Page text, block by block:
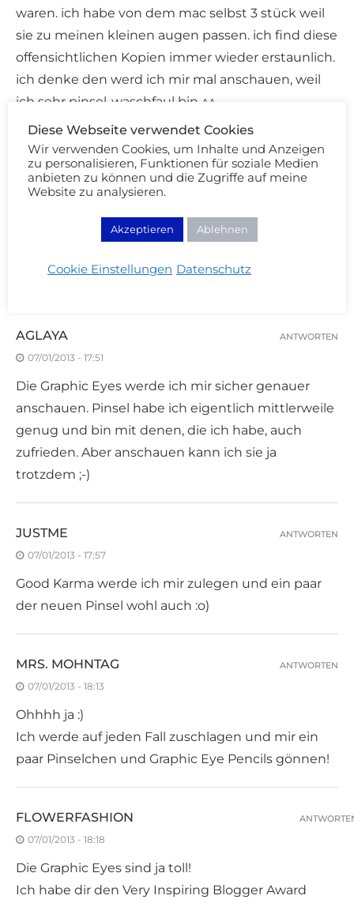
waren. ich habe von dem mac selbst 3 stück weil
sie zu meinen kleinen augen passen. ich find diese
offensichtlichen Kopien immer wieder erstaunlich.
ich denke den werd ich mir mal anschauen, weil
ich sehr pinsel-waschfaul bin ^^
CREAM BLUB
09/01/2013 - 16:21
Benutzung kann ich ihn dir sehr empfehlen,
Pinsel!
ANTWORTEN
AGLAYA
07/01/2013 - 17:51
Die Graphic Eyes werde ich mir sicher genauer
anschauen. Pinsel habe ich eigentlich mittlerweile
genug und bin mit denen, die ich habe, auch
zufrieden. Aber anschauen kann ich sie ja
trotzdem ;-)
ANTWORTEN
JUSTME
07/01/2013 - 17:57
Good Karma werde ich mir zulegen und ein paar
der neuen Pinsel wohl auch :o)
ANTWORTEN
MRS. MOHNTAG
07/01/2013 - 18:13
Ohhhh ja :)
Ich werde auf jeden Fall zuschlagen und mir ein
paar Pinselchen und Graphic Eye Pencils gönnen!
ANTWORTEN
FLOWERFASHION
07/01/2013 - 18:18
Die Graphic Eyes sind ja toll!
Ich habe dir den Very Inspiring Blogger Award
Diese Webseite verwendet Cookies
Wir verwenden Cookies, um Inhalte und Anzeigen
zu personalisieren, Funktionen für soziale Medien
anbieten zu können und die Zugriffe auf meine
Website zu analysieren.
Akzeptieren Ablehnen
Cookie Einstellungen Datenschutz